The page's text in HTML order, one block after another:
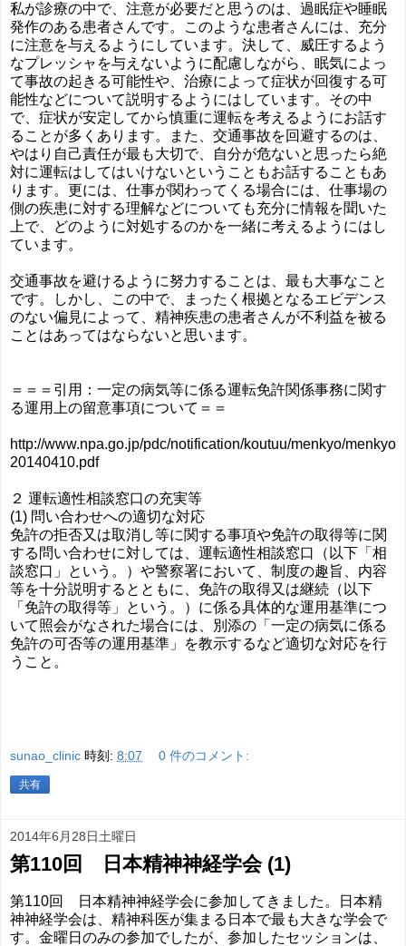
私が診療の中で、注意が必要だと思うのは、過眠症や睡眠
発作のある患者さんです。このような患者さんには、充分
に注意を与えるようにしています。決して、威圧するよう
なプレッシャを与えないように配慮しながら、眠気によっ
て事故の起きる可能性や、治療によって症状が回復する可
能性などについて説明するようにはしています。その中
で、症状が安定してから慎重に運転を考えるようにお話す
ることが多くあります。また、交通事故を回避するのは、
やはり自己責任が最も大切で、自分が危ないと思ったら絶
対に運転はしてはいけないということもお話することもあ
ります。更には、仕事が関わってくる場合には、仕事場の
側の疾患に対する理解などについても充分に情報を聞いた
上で、どのように対処するのかを一緒に考えるようにはし
ています。
交通事故を避けるように努力することは、最も大事なこと
です。しかし、この中で、まったく根拠となるエビデンス
のない偏見によって、精神疾患の患者さんが不利益を被る
ことはあってはならないと思います。
＝＝＝引用：一定の病気等に係る運転免許関係事務に関す
る運用上の留意事項について＝＝
http://www.npa.go.jp/pdc/notification/koutuu/menkyo/menkyo
20140410.pdf
２ 運転適性相談窓口の充実等
(1) 問い合わせへの適切な対応
免許の拒否又は取消し等に関する事項や免許の取得等に関
する問い合わせに対しては、運転適性相談窓口（以下「相
談窓口」という。）や警察署において、制度の趣旨、内容
等を十分説明するとともに、免許の取得又は継続（以下
「免許の取得等」という。）に係る具体的な運用基準につ
いて照会がなされた場合には、別添の「一定の病気に係る
免許の可否等の運用基準」を教示するなど適切な対応を行
うこと。
sunao_clinic 時刻: 8:07 0 件のコメント:
共有
2014年6月28日土曜日
第110回 日本精神神経学会 (1)
第110回 日本精神神経学会に参加してきました。日本精
神神経学会は、精神科医が集まる日本で最も大きな学会で
す。金曜日のみの参加でしたが、参加したセッションは、